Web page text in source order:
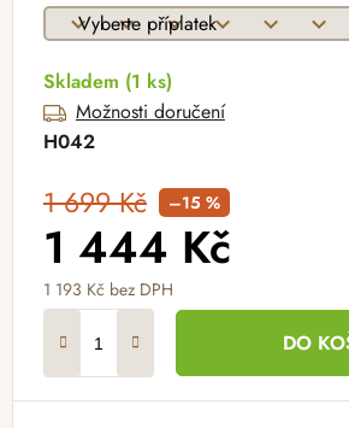
Skladem (1 ks)
Možnosti doručení
H042
1 699 Kč –15 %
1 444 Kč
1 193 Kč bez DPH
DO